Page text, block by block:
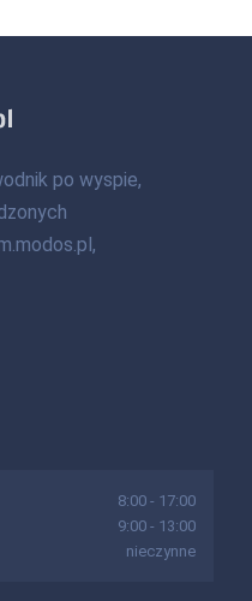
po wyspie,
8:00 - 17:00
9:00 - 13:00
nieczynne